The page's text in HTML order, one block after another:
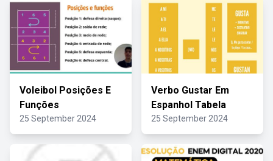
Voleibol Posições E
Funções
25 September 2024
Verbo Gustar Em
Espanhol Tabela
25 September 2024